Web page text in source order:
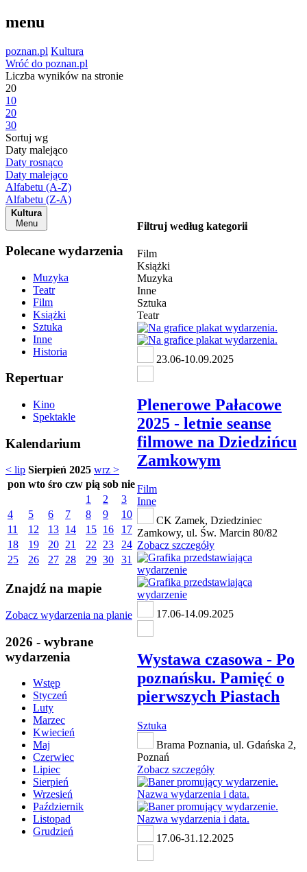
menu
poznan.pl Kultura
Wróć do poznan.pl
Liczba wyników na stronie
20
10
20
30
Sortuj wg
Daty malejąco
Daty rosnąco
Daty malejąco
Alfabetu (A-Z)
Alfabetu (Z-A)
Kultura
Menu
Polecane wydarzenia
Muzyka
Teatr
Film
Książki
Sztuka
Inne
Historia
Repertuar
Kino
Spektakle
Kalendarium
< lip Sierpień 2025 wrz >
pon wto śro czw pią sob nie
1
2
3
4
5 6 7 8 9
10
11
12 13 14 15 16
17
18
19 20 21 22 23
24
25
26 27 28 29 30 31
Znajdź na mapie
Zobacz wydarzenia na planie
2026 - wybrane
wydarzenia
Wstęp
Styczeń
Luty
Marzec
Kwiecień
Maj
Czerwiec
Lipiec
Sierpień
Wrzesień
Październik
Listopad
Grudzień
Filtruj według kategorii
Film
Książki
Muzyka
Inne
Sztuka
Teatr
23.06-10.09.2025
Plenerowe Pałacowe
2025 - letnie seanse
filmowe na Dziedzińcu
Zamkowym
Film
Inne
CK Zamek, Dziedziniec
Zamkowy, ul. Św. Marcin 80/82
Zobacz szczegóły
17.06-14.09.2025
Wystawa czasowa - Po
poznańsku. Pamięć o
pierwszych Piastach
Sztuka
Brama Poznania, ul. Gdańska 2,
Poznań
Zobacz szczegóły
17.06-31.12.2025